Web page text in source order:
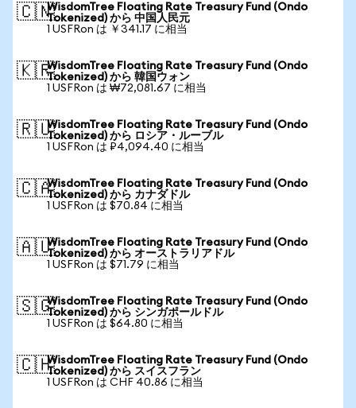
🇨🇳WisdomTree Floating Rate Treasury Fund (Ondo
Tokenized) から 中国人民元
1 USFRon は ￥341.17 に相当
🇰🇷WisdomTree Floating Rate Treasury Fund (Ondo
Tokenized) から 韓国ウォン
1 USFRon は ₩72,081.67 に相当
🇷🇺WisdomTree Floating Rate Treasury Fund (Ondo
Tokenized) から ロシア・ルーブル
1 USFRon は ₽4,094.40 に相当
🇨🇦WisdomTree Floating Rate Treasury Fund (Ondo
Tokenized) から カナダドル
1 USFRon は $70.84 に相当
🇦🇺WisdomTree Floating Rate Treasury Fund (Ondo
Tokenized) から オーストラリアドル
1 USFRon は $71.79 に相当
🇸🇬WisdomTree Floating Rate Treasury Fund (Ondo
Tokenized) から シンガポールドル
1 USFRon は $64.80 に相当
🇨🇭WisdomTree Floating Rate Treasury Fund (Ondo
Tokenized) から スイスフラン
1 USFRon は CHF 40.86 に相当